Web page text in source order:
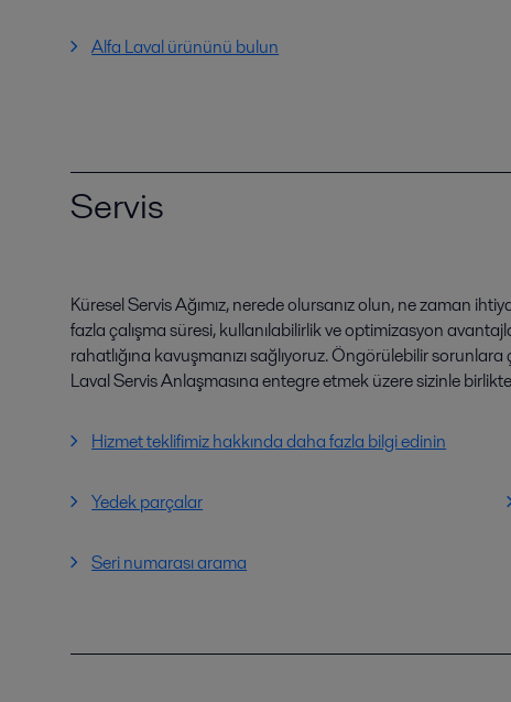
Alfa Laval ürününü bulun
Servis
Küresel Servis Ağımız, nerede olursanız olun, ne zaman
fazla çalışma süresi, kullanılabilirlik ve optimizasyon
rahatlığına kavuşmanızı sağlıyoruz. Öngörülebilir
Laval Servis Anlaşmasına entegre etmek üzere sizinle
Hizmet teklifimiz hakkında daha fazla bilgi edinin
Yedek parçalar
Seri numarası arama